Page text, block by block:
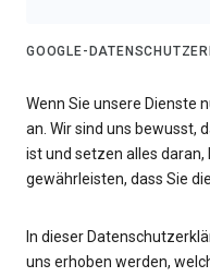
GOOGLE-
Wenn Sie unsere Dienste
an. Wir sind uns bewusst,
ist und setzen alles
gewährleisten, dass Sie
In dieser
uns erhoben werden,